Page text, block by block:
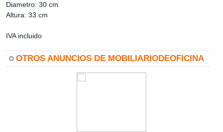
Diametro: 30 cm
Altura: 33 cm
IVA incluido
OTROS ANUNCIOS DE MOBILIARIODEOFICINA